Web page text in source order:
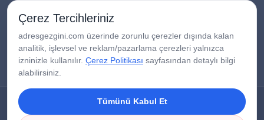
Çerez Tercihleriniz
adresgezgini.com üzerinde zorunlu çerezler dışında kalan
analitik, işlevsel ve reklam/pazarlama çerezleri yalnızca
izninizle kullanılır. Çerez Politikası sayfasından detaylı bilgi
alabilirsiniz.
Tümünü Kabul Et